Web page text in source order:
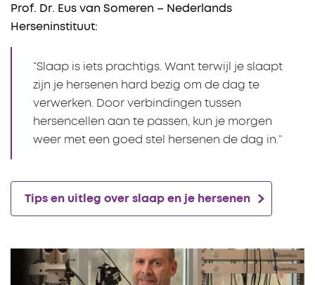
Prof. Dr. Eus van Someren – Nederlands
Herseninstituut:
“Slaap is iets prachtigs. Want terwijl je slaapt
zijn je hersenen hard bezig om de dag te
verwerken. Door verbindingen tussen
hersencellen aan te passen, kun je morgen
weer met een goed stel hersenen de dag in.”
Tips en uitleg over slaap en je hersenen